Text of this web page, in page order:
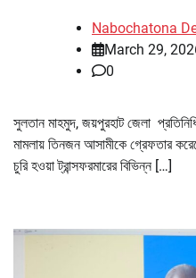
Nabochatona
March 29,
0
সুলতান মাহমুদ, জয়পুরহাট জেলা
মামলায় তিনজন আসামীকে গ্রেফতার
চুরি হওয়া ট্রান্সফরমারের বিভিন্ন […]